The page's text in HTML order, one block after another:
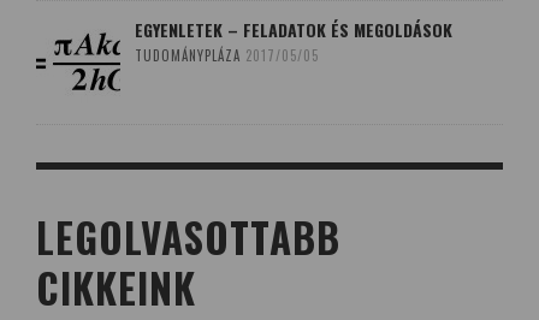
EGYENLETEK – FELADATOK ÉS MEGOLDÁSOK
TUDOMÁNYPLÁZA 2017/05/05
LEGOLVASOTTABB
CIKKEINK